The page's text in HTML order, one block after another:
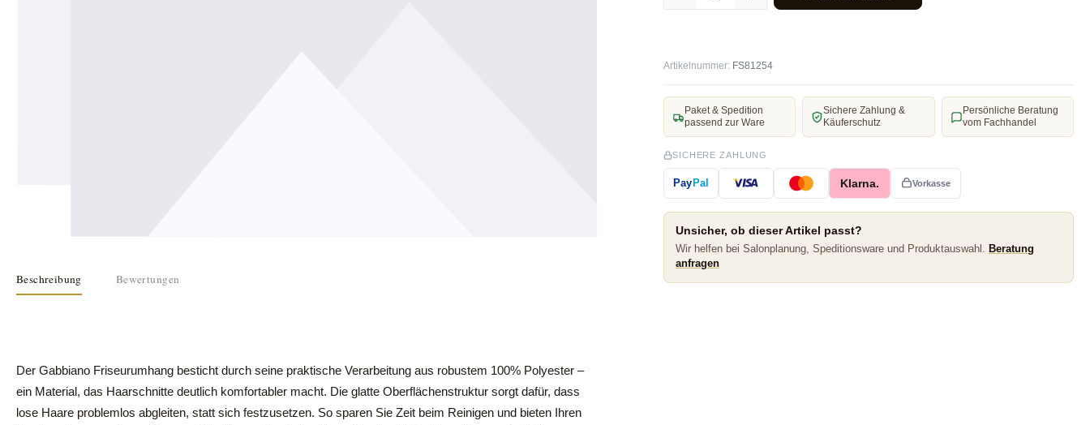
Beschreibung Bewertungen
Der Gabbiano Friseurumhang besticht durch seine praktische Verarbeitung aus robustem 100% Polyester –
ein Material, das Haarschnitte deutlich komfortabler macht. Die glatte Oberflächenstruktur sorgt dafür, dass
lose Haare problemlos abgleiten, statt sich festzusetzen. So sparen Sie Zeit beim Reinigen und bieten Ihren
Artikelnummer: FS81254
Paket & Spedition
passend zur Ware
Sichere Zahlung &
Käuferschutz
Persönliche Beratung
vom Fachhandel
SICHERE ZAHLUNG
PayPal Klarna. Vorkasse
Unsicher, ob dieser Artikel passt?
Wir helfen bei Salonplanung, Speditionsware und Produktauswahl. Beratung
anfragen